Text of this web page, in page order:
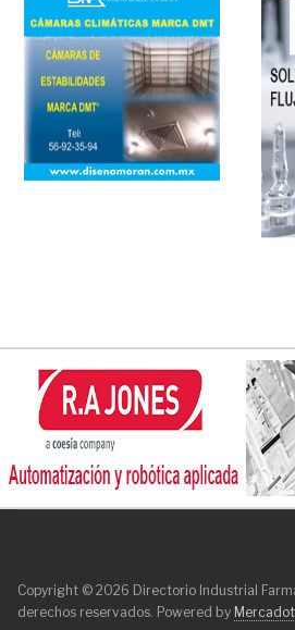
Copyright © 2026 Directorio Industrial
derechos reservados. Powered by